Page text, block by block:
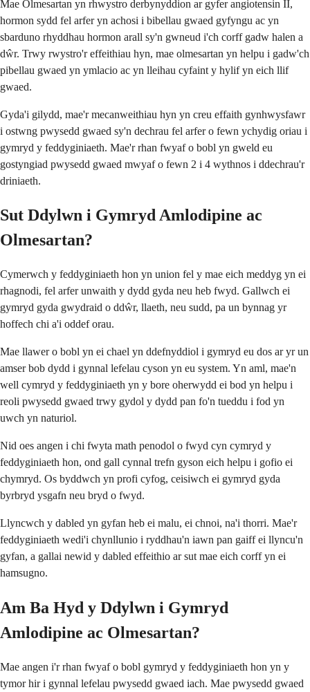
Mae Olmesartan yn rhwystro derbynyddion ar gyfer angiotensin II,
hormon sydd fel arfer yn achosi i bibellau gwaed gyfyngu ac yn
sbarduno rhyddhau hormon arall sy'n gwneud i'ch corff gadw halen a
dŵr. Trwy rwystro'r effeithiau hyn, mae olmesartan yn helpu i gadw'ch
pibellau gwaed yn ymlacio ac yn lleihau cyfaint y hylif yn eich llif
gwaed.
Gyda'i gilydd, mae'r mecanweithiau hyn yn creu effaith gynhwysfawr
i ostwng pwysedd gwaed sy'n dechrau fel arfer o fewn ychydig oriau i
gymryd y feddyginiaeth. Mae'r rhan fwyaf o bobl yn gweld eu
gostyngiad pwysedd gwaed mwyaf o fewn 2 i 4 wythnos i ddechrau'r
driniaeth.
Sut Ddylwn i Gymryd Amlodipine ac
Olmesartan?
Cymerwch y feddyginiaeth hon yn union fel y mae eich meddyg yn ei
rhagnodi, fel arfer unwaith y dydd gyda neu heb fwyd. Gallwch ei
gymryd gyda gwydraid o ddŵr, llaeth, neu sudd, pa un bynnag yr
hoffech chi a'i oddef orau.
Mae llawer o bobl yn ei chael yn ddefnyddiol i gymryd eu dos ar yr un
amser bob dydd i gynnal lefelau cyson yn eu system. Yn aml, mae'n
well cymryd y feddyginiaeth yn y bore oherwydd ei bod yn helpu i
reoli pwysedd gwaed trwy gydol y dydd pan fo'n tueddu i fod yn
uwch yn naturiol.
Nid oes angen i chi fwyta math penodol o fwyd cyn cymryd y
feddyginiaeth hon, ond gall cynnal trefn gyson eich helpu i gofio ei
chymryd. Os byddwch yn profi cyfog, ceisiwch ei gymryd gyda
byrbryd ysgafn neu bryd o fwyd.
Llyncwch y dabled yn gyfan heb ei malu, ei chnoi, na'i thorri. Mae'r
feddyginiaeth wedi'i chynllunio i ryddhau'n iawn pan gaiff ei llyncu'n
gyfan, a gallai newid y dabled effeithio ar sut mae eich corff yn ei
hamsugno.
Am Ba Hyd y Ddylwn i Gymryd
Amlodipine ac Olmesartan?
Mae angen i'r rhan fwyaf o bobl gymryd y feddyginiaeth hon yn y
tymor hir i gynnal lefelau pwysedd gwaed iach. Mae pwysedd gwaed